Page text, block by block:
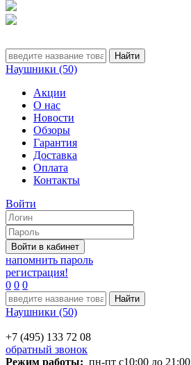
Наушники (50)
Акции
О нас
Новости
Обзоры
Гарантия
Доставка
Оплата
Контакты
Войти
напомнить пароль
регистрация!
0 0 0
Наушники (50)
+7 (495) 133 72 08
обратный звонок
Режим работы: пн-пт с10:00 до 21:00